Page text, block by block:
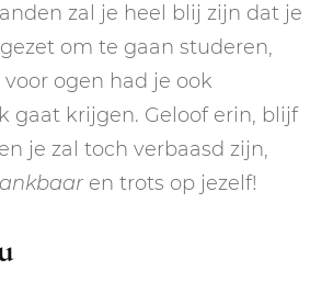
zal je heel blij zijn dat je
om te gaan studeren,
ogen had je ook
gaat krijgen. Geloof erin, blijf
je zal toch verbaasd zijn,
en trots op jezelf!